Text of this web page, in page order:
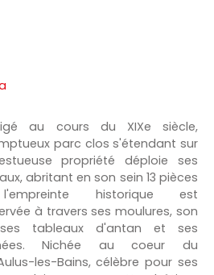
au cours du XIXe siècle,
parc clos s'étendant sur
propriété déploie ses
abritant en son sein 13 pièces
historique est
à travers ses moulures, son
tableaux d'antan et ses
Nichée au coeur du
les-Bains, célèbre pour ses